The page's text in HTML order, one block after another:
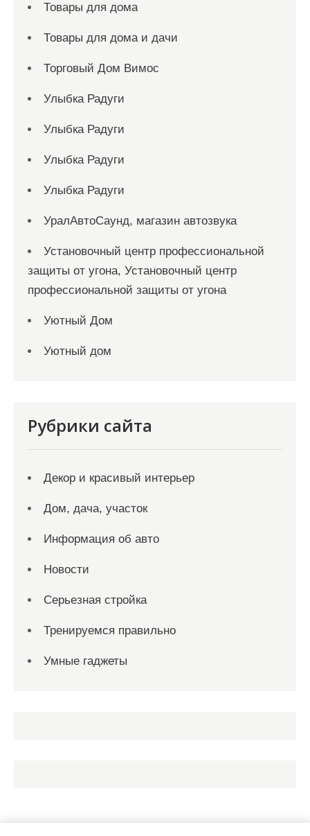
Товары для дома
Товары для дома и дачи
Торговый Дом Вимос
Улыбка Радуги
Улыбка Радуги
Улыбка Радуги
Улыбка Радуги
УралАвтоСаунд, магазин автозвука
Установочный центр профессиональной
защиты от угона, Установочный центр
профессиональной защиты от угона
Уютный Дом
Уютный дом
Рубрики сайта
Декор и красивый интерьер
Дом, дача, участок
Информация об авто
Новости
Серьезная стройка
Тренируемся правильно
Умные гаджеты